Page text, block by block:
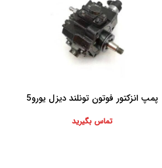
اطلاعات بیشتر
پمپ انزکتور فوتون تونلند دیزل یورو5
تماس بگیرید